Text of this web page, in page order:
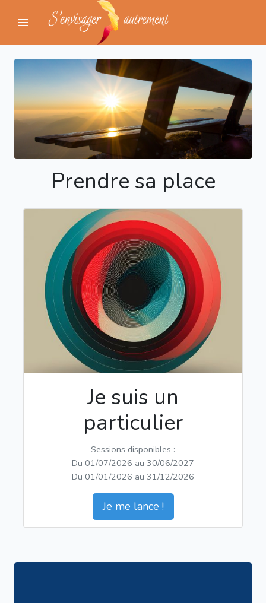
menu
Prendre sa place
Je suis un
particulier
Sessions disponibles :
Du 01/07/2026 au 30/06/2027
Du 01/01/2026 au 31/12/2026
Je me lance !